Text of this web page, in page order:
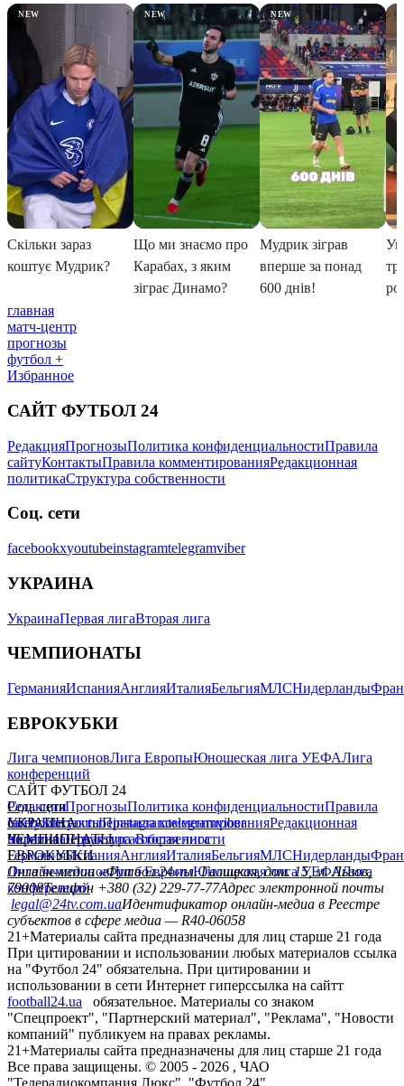
главная
матч-центр
прогнозы
футбол +
Избранное
САЙТ ФУТБОЛ 24
РедакцияПрогнозыПолитика конфиденциальностиПравила
сайтуКонтактыПравила комментированияРедакционная
политикаСтруктура собственности
Соц. сети
facebookxyoutubeinstagramtelegramviber
УКРАИНА
УкраинаПервая лигаВторая лига
ЧЕМПИОНАТЫ
ГерманияИспанияАнглияИталияБельгияМЛСНидерланды
ЕВРОКУБКИ
Лига чемпионовЛига ЕвропыЮношеская лига УЕФАЛига
конференций
САЙТ ФУТБОЛ 24
РедакцияПрогнозыПолитика конфиденциальностиПравила
сайтуКонтактыПравила комментированияРедакционная
политикаСтруктура собственности
Соц. сети
facebookxyoutubeinstagramtelegramviber
УКРАИНА
УкраинаПервая лигаВторая лига
ЧЕМПИОНАТЫ
ГерманияИспанияАнглияИталияБельгияМЛСНидерланды
ЕВРОКУБКИ
Лига чемпионовЛига ЕвропыЮношеская лига УЕФАЛига
конференций
Онлайн-медиа «Футбол 24»пл. Галицкая, дом. 15, м. Львов,
79008Телефон +380 (32) 229-77-77Адрес электронной почты
legal@24tv.com.uaИдентификатор онлайн-медиа в Реестре
субъектов в сфере медиа — R40-06058
21+Материалы сайта предназначены для лиц старше 21 года
При цитировании и использовании любых материалов ссылка
на "Футбол 24" обязательна. При цитировании и
использовании в сети Интернет гиперссылка на сайтт
football24.ua
обязательное. Материалы со знаком
"Спецпроект", "Партнерский материал", "Реклама", "Новости
компаний" публикуем на правах рекламы.
21+Материалы сайта предназначены для лиц старше 21 года
Все права защищены. © 2005 - 2026 , ЧАО